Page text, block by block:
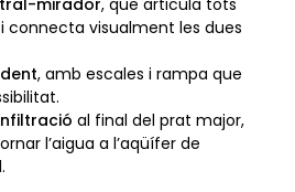
connecta visualment les dues
, amb escales i rampa que
al final del prat major,
l’aigua a l’aqüífer de